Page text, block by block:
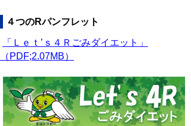
４つのRパンフレット
「Ｌｅｔ’ｓ４Ｒごみダイエット」
（PDF;2.07MB）